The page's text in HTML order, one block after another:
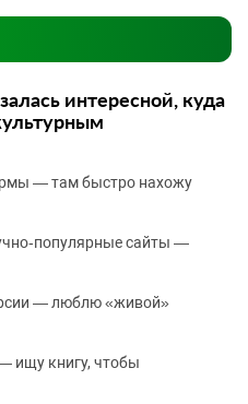
интересной, куда
— там быстро нахожу
сайты —
— люблю «живой»
ищу книгу, чтобы